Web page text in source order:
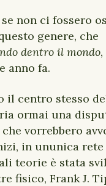
non ci fossero
genere, che
dentro il mondo
anno fa.
il centro stesso
ormai una
che vorrebbero
in ununica
teorie è stata
fisico, Frank J.